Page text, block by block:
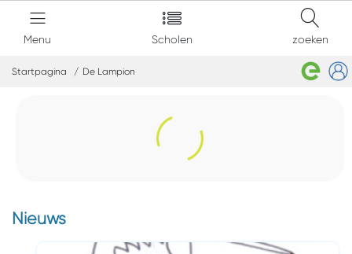
Menu Scholen zoeken
Startpagina De Lampion
Nieuws